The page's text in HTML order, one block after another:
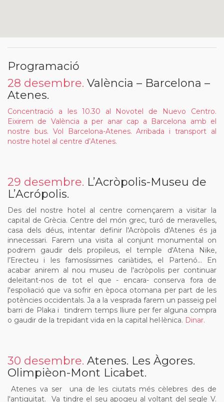
Programació
28 desembre. València – Barcelona –
Atenes.
Concentració a les 10.30 al Novotel de Nuevo Centro.
Eixirem de València a per anar cap a Barcelona amb el
nostre bus. Vol Barcelona-Atenes. Arribada i transport al
nostre hotel al centre d’Atenes.
29 desembre. L’Acròpolis-Museu de
L’Acrópolis.
Des del nostre hotel al centre començarem a visitar la
capital de Grècia. Centre del món grec, turó de meravelles,
casa dels déus, intentar definir l'Acròpolis d'Atenes és ja
innecessari. Farem una visita al conjunt monumental on
podrem gaudir dels propileus, el temple d'Atena Nike,
l’Erecteu i les famosíssimes cariàtides, el Partenó… En
acabar anirem al nou museu de l'acròpolis per continuar
deleitant-nos de tot el que - encara- conserva fora de
l'espoliació que va sofrir en època otomana per part de les
potències occidentals. Ja a la vesprada farem un passeig pel
barri de Plaka i tindrem temps lliure per fer alguna compra
o gaudir de la trepidant vida en la capital hel·lènica. Dinar.
30 desembre. Atenes. Les Àgores.
Olimpièon-Mont Licabet.
Atenes va ser una de les ciutats més cèlebres des de
l'antiguitat. Va tindre el seu apogeu al voltant del segle V.